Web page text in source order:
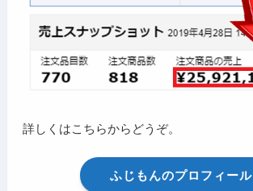
詳しくはこちらからどうぞ。
ふじもんのプロフィール